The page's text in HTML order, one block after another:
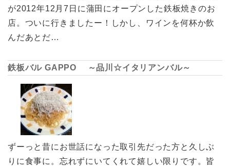
が2012年12月7日に蒲田にオープンした鉄板焼きのお
店。ついに行きましたー！しかし、ワインを何杯か飲
んだあとだ…
鉄板バル GAPPO ～品川☆イタリアンバル～
ずーっと昔にお世話になった取引先だった方と久しぶ
りに食事に。忘れずにいてくれて嬉しい限りです。皆